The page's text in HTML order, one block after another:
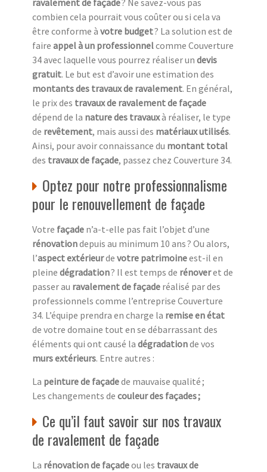
ravalement de façade? Ne savez-vous pas
combien cela pourrait vous coûter ou si cela va
être conforme à votre budget? La solution est de
faire appel à un professionnelcomme Couverture
34 avec laquelle vous pourrez réaliser un devis
gratuit. Le but est d’avoir une estimation des
montants des travaux de ravalement. En général,
le prix des travaux de ravalement de façade
dépend de la nature des travauxà réaliser, le type
de revêtement, mais aussi des matériaux utilisés.
Ainsi, pour avoir connaissance du montant total
des travaux de façade, passez chez Couverture 34.
Optez pour notre professionnalisme
pour le renouvellement de façade
Votre façade n’a-t-elle pas fait l’objet d’une
rénovationdepuis au minimum 10 ans ? Ou alors,
l’aspect extérieurde votre patrimoineest-il en
pleine dégradation? Il est temps de rénoveret de
passer au ravalement de façade réalisé par des
professionnels comme l’entreprise Couverture
34. L’équipe prendra en charge la remise en état
de votre domaine tout en se débarrassant des
éléments qui ont causé la dégradationde vos
murs extérieurs. Entre autres :
La peinture de façadede mauvaise qualité ;
Les changements de couleur des façades ;
Ce qu’il faut savoir sur nos travaux
de ravalement de façade
La rénovation de façadeou les travaux de